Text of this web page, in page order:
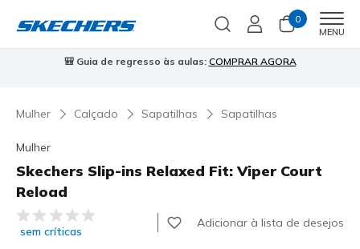
0
MENU
🎒 Guia de regresso às aulas: COMPRAR AGORA
Mulher Calçado Sapatilhas Sapatilhas
Mulher
Skechers Slip-ins Relaxed Fit: Viper Court
Reload
4$8 de 5 – Classificação do cliente
sem críticas
Adicionar à lista de desejos